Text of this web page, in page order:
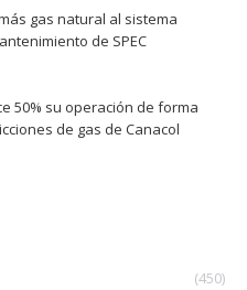
gas natural al sistema
de SPEC
50% su operación de forma
de gas de Canacol
(450)